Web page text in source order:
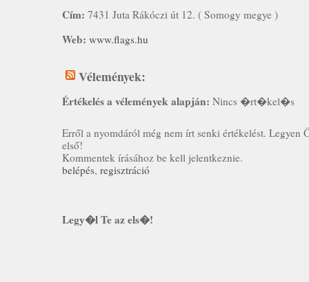
Cím: 7431 Juta Rákóczi út 12. ( Somogy megye )
Web: www.flags.hu
Vélemények:
Értékelés a vélemények alapján: Nincs �rt�kel�s
Erről a nyomdáról még nem írt senki értékelést. Legyen
első!
Kommentek írásához be kell jelentkeznie.
belépés, regisztráció
Legy�l Te az els�!